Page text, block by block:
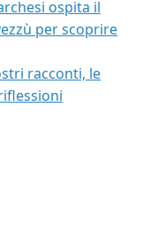
ospita il
per scoprire
racconti, le